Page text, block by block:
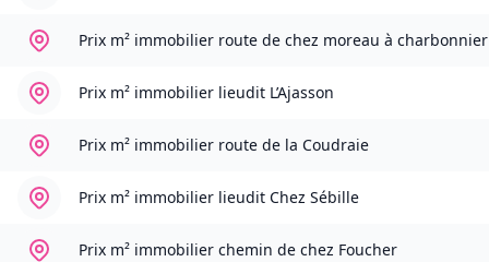
Prix m² immobilier route de chez moreau à charbonnier
Prix m² immobilier lieudit L’Ajasson
Prix m² immobilier route de la Coudraie
Prix m² immobilier lieudit Chez Sébille
Prix m² immobilier chemin de chez Foucher